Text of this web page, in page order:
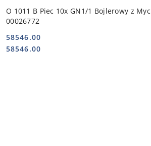
O 1011 B Piec 10x GN1/1 Bojlerowy z
00026772
Cena:
58546.00
Cena:
58546.00